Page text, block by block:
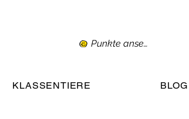
Punkte ansehen
KLASSENTIERE BLOG